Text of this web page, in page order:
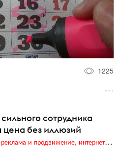
1225
сотрудника
цена без иллюзий
Digital (web-дизайн, интернет-реклама и продвижение, интернет-сообщества и блоги, интернет-коммуникации, мобильный маркетинг, реклама на цифровых экранах)